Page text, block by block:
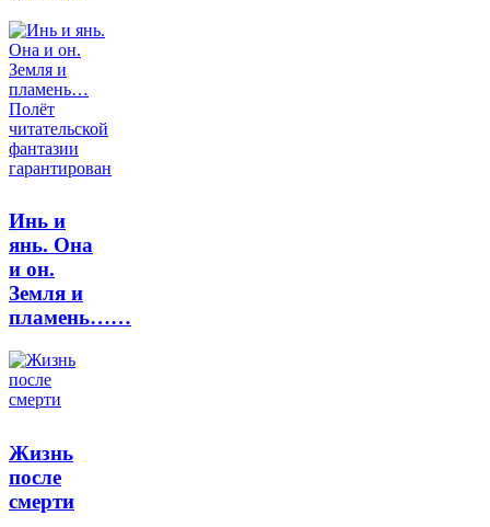
Инь и
янь. Она
и он.
Земля и
пламень……
Жизнь
после
смерти